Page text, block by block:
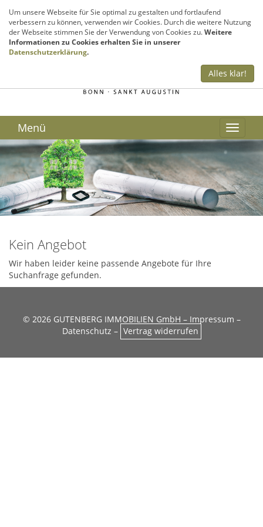
Sie haben Fragen? Rufen Sie uns an!
02241 – 999 300
Menü
Kein Angebot
Wir haben leider keine passende Angebote für Ihre
Suchanfrage gefunden.
© 2026 GUTENBERG IMMOBILIEN GmbH – Impressum –
Datenschutz – Vertrag widerrufen
Um unsere Webseite für Sie optimal zu gestalten und fortlaufend
verbessern zu können, verwenden wir Cookies. Durch die weitere Nutzung
der Webseite stimmen Sie der Verwendung von Cookies zu.Weitere
Informationen zu Cookies erhalten Sie in unserer
Datenschutzerklärung.
Alles klar!